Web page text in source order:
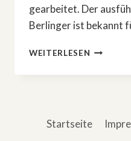
gearbeitet. Der
Berlinger ist bekannt
WEITERLESEN TRUE
»COLD
MORDE«
Startseite